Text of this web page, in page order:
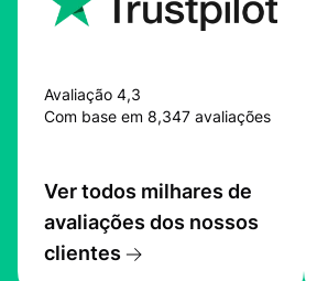
Avaliação 4,3
Com base em 8,347 avaliações
Ver todos milhares de
avaliações dos nossos
clientes